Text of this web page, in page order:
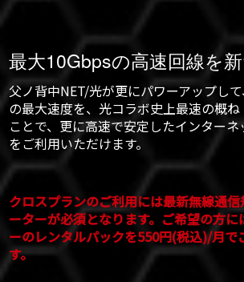
最大10Gbpsの高速回線を
父ノ背中NET/光が更にパワーアップし
の最大速度を、光コラボ史上最速の概
ことで、更に高速で安定したインター
をご利用いただけます。
クロスプランのご利用には最新無線通
ーターが必須となります。ご希望の方
ーのレンタルパックを550円(税込)/月で
す。